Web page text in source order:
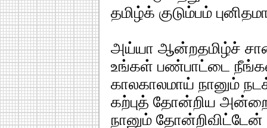
தமிழ்க் குடும்பம்
அய்யா ஆன்றதமிழ்ச்
உங்கள் பண்பாட்டை நீங்கள்
காலகாலமாய் நானும்
கற்புத் தோன்றிய
நானும் தோன்றிவிட்டேன்